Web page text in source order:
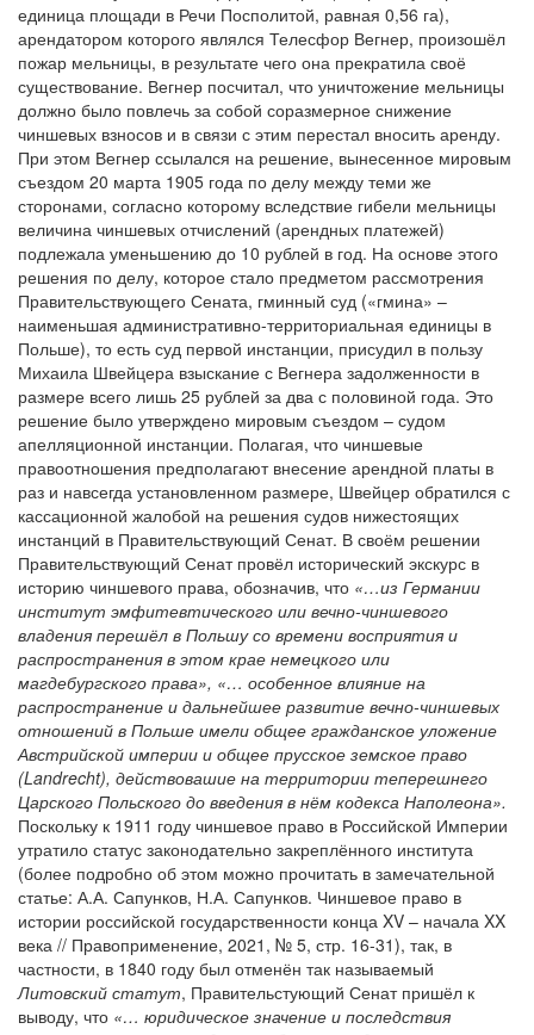
единица площади в Речи Посполитой, равная 0,56 га),
арендатором которого являлся Телесфор Вегнер, произошёл
пожар мельницы, в результате чего она прекратила своё
существование. Вегнер посчитал, что уничтожение мельницы
должно было повлечь за собой соразмерное снижение
чиншевых взносов и в связи с этим перестал вносить аренду.
При этом Вегнер ссылался на решение, вынесенное мировым
съездом 20 марта 1905 года по делу между теми же
сторонами, согласно которому вследствие гибели мельницы
величина чиншевых отчислений (арендных платежей)
подлежала уменьшению до 10 рублей в год. На основе этого
решения по делу, которое стало предметом рассмотрения
Правительствующего Сената, гминный суд («гмина» –
наименьшая административно-территориальная единицы в
Польше), то есть суд первой инстанции, присудил в пользу
Михаила Швейцера взыскание с Вегнера задолженности в
размере всего лишь 25 рублей за два с половиной года. Это
решение было утверждено мировым съездом – судом
апелляционной инстанции. Полагая, что чиншевые
правоотношения предполагают внесение арендной платы в
раз и навсегда установленном размере, Швейцер обратился с
кассационной жалобой на решения судов нижестоящих
инстанций в Правительствующий Сенат. В своём решении
Правительствующий Сенат провёл исторический экскурс в
историю чиншевого права, обозначив, что «…из Германии
институт эмфитевтического или вечно-чиншевого
владения перешёл в Польшу со времени восприятия и
распространения в этом крае немецкого или
магдебургского права», «… особенное влияние на
распространение и дальнейшее развитие вечно-чиншевых
отношений в Польше имели общее гражданское уложение
Австрийской империи и общее прусское земское право
(Landrecht), действовашие на территории теперешнего
Царского Польского до введения в нём кодекса Наполеона».
Поскольку к 1911 году чиншевое право в Российской Империи
утратило статус законодательно закреплённого института
(более подробно об этом можно прочитать в замечательной
статье: А.А. Сапунков, Н.А. Сапунков. Чиншевое право в
истории российской государственности конца XV – начала XX
века // Правоприменение, 2021, № 5, стр. 16-31), так, в
частности, в 1840 году был отменён так называемый
Литовский статут, Правительстующий Сенат пришёл к
выводу, что «… юридическое значение и последствия